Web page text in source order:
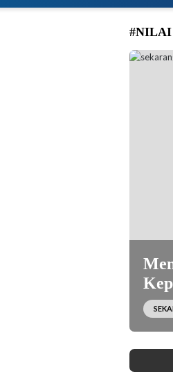
Menteri